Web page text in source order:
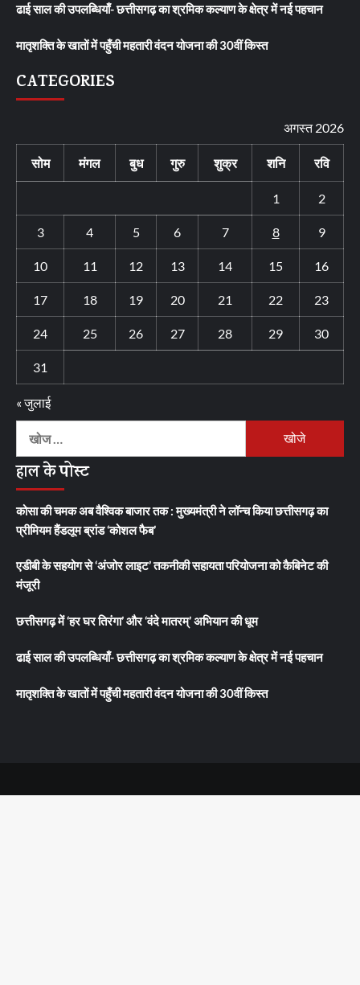
ढाई साल की उपलब्धियाँ- छत्तीसगढ़ का श्रमिक कल्याण के क्षेत्र में नई पहचान
मातृशक्ति के खातों में पहुँची महतारी वंदन योजना की 30वीं किस्त
CATEGORIES
अगस्त 2026
सोम मंगल बुध गुरु शुक्र शनि रवि
1 2
3 4 5 6 7 8 9
10 11 12 13 14 15 16
17 18 19 20 21 22 23
24 25 26 27 28 29 30
31
« जुलाई
निम्न
खोजें:
हाल के पोस्ट
कोसा की चमक अब वैश्विक बाजार तक : मुख्यमंत्री ने लॉन्च किया छत्तीसगढ़ का
प्रीमियम हैंडलूम ब्रांड ‘कोशल फैब’
एडीबी के सहयोग से ‘अंजोर लाइट’ तकनीकी सहायता परियोजना को कैबिनेट की
मंजूरी
छत्तीसगढ़ में ‘हर घर तिरंगा’ और ‘वंदे मातरम्’ अभियान की धूम
ढाई साल की उपलब्धियाँ- छत्तीसगढ़ का श्रमिक कल्याण के क्षेत्र में नई पहचान
मातृशक्ति के खातों में पहुँची महतारी वंदन योजना की 30वीं किस्त